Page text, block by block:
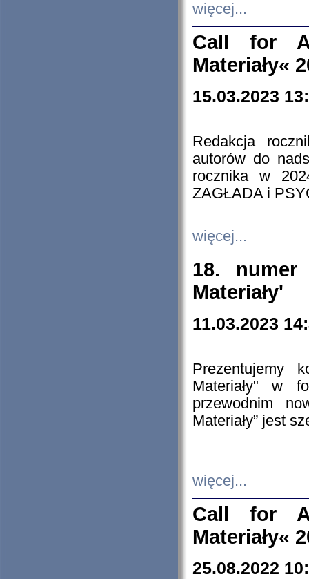
więcej...
Call for
Materiały«
15.03.2023
Redakcja
autorów do
rocznika w
ZAGŁADA i
więcej...
18. numer
Materiały'
11.03.2023
Prezentujemy
Materiały" w
przewodnim
Materiały” jest
więcej...
Call for
Materiały«
25.08.2022